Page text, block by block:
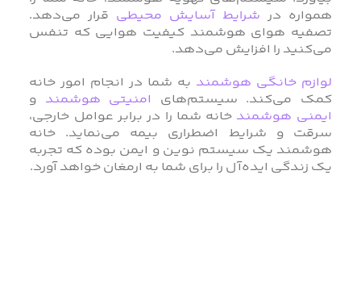
همواره در شرایط آسایش محیطی قرار می‌دهد.
تصفیه هوای هوشمند کیفیت هوایی که تنفس
می‌کنید را افزایش می‌دهد.
لوازم خانگی هوشمند به شما در انجام امور خانه
کمک می‌کند. سیستم‌های
امنیتی هوشمند و
ایمنی هوشمند خانه شما را در برابر عوامل خارجی،
سرقت و شرایط اضطراری بیمه می‌نماید. خانه
هوشمند یک سیستم نوین و ایمن بوده که تجربه
یک زندگی ایده‌آل را برای شما به ارمغان خواهد آورد.